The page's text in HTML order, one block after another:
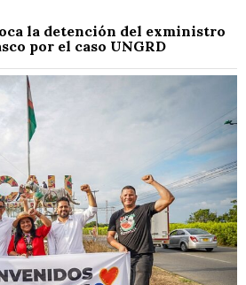
la detención del exministro
por el caso UNGRD